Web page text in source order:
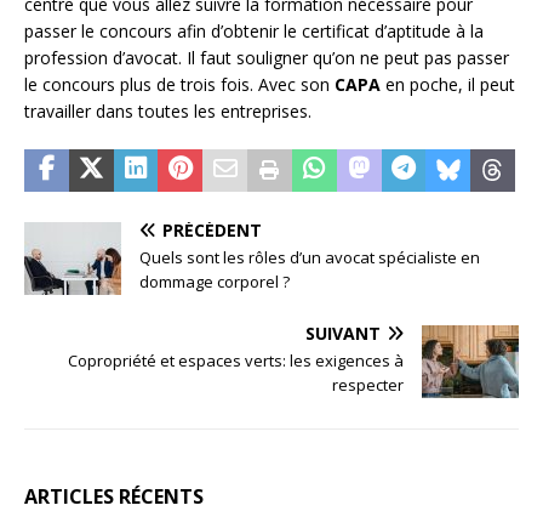
passer le concours afin d’obtenir le certificat d’aptitude à la
profession d’avocat. Il faut souligner qu’on ne peut pas passer
le concours plus de trois fois. Avec son CAPA en poche, il peut
travailler dans toutes les entreprises.
PRÉCÉDENT
Quels sont les rôles d’un avocat spécialiste en
dommage corporel ?
SUIVANT
Copropriété et espaces verts: les exigences à
respecter
ARTICLES RÉCENTS